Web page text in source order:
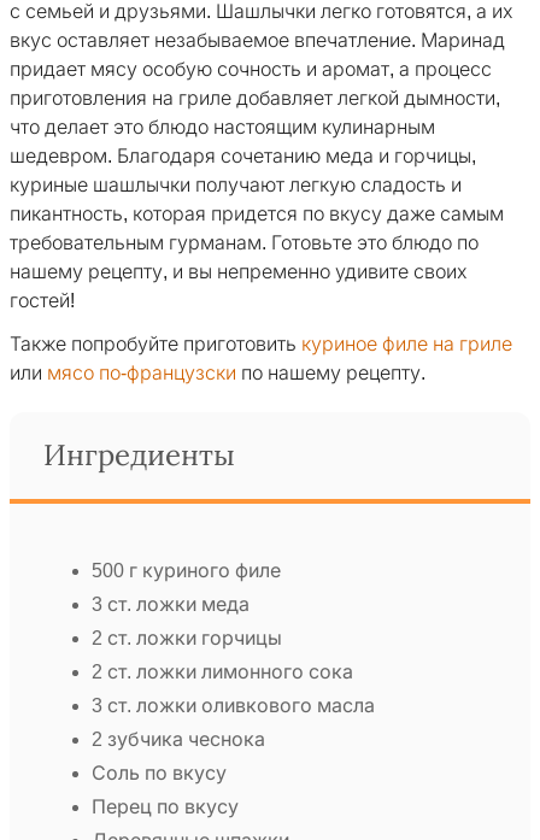
с семьей и друзьями. Шашлычки легко готовятся, а их
вкус оставляет незабываемое впечатление. Маринад
придает мясу особую сочность и аромат, а процесс
приготовления на гриле добавляет легкой дымности,
что делает это блюдо настоящим кулинарным
шедевром. Благодаря сочетанию меда и горчицы,
куриные шашлычки получают легкую сладость и
пикантность, которая придется по вкусу даже самым
требовательным гурманам. Готовьте это блюдо по
нашему рецепту, и вы непременно удивите своих
гостей!
Также попробуйте приготовить куриное филе на гриле
или мясо по-французски по нашему рецепту.
Ингредиенты
500 г куриного филе
3 ст. ложки меда
2 ст. ложки горчицы
2 ст. ложки лимонного сока
3 ст. ложки оливкового масла
2 зубчика чеснока
Соль по вкусу
Перец по вкусу